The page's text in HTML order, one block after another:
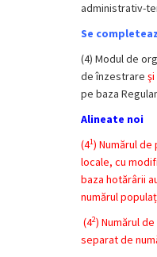
administrativ-
Se
(4) Modul de
de înzestrare
pe baza
Alineate noi
(41) Numărul
locale, cu
baza hotărârii
numărul
(42) Numărul
separat de